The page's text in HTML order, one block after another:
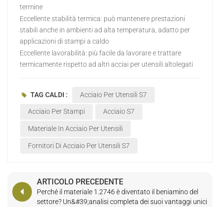
termine
Eccellente stabilità termica: può mantenere prestazioni
stabili anche in ambienti ad alta temperatura, adatto per
applicazioni di stampi a caldo
Eccellente lavorabilità: più facile da lavorare e trattare
termicamente rispetto ad altri acciai per utensili altolegati
TAG CALDI : Acciaio Per Utensili S7
Acciaio Per Stampi Acciaio S7
Materiale In Acciaio Per Utensili
Fornitori Di Acciaio Per Utensili S7
ARTICOLO PRECEDENTE
Perché il materiale 1.2746 è diventato il beniamino del
settore? Un&#39;analisi completa dei suoi vantaggi unici